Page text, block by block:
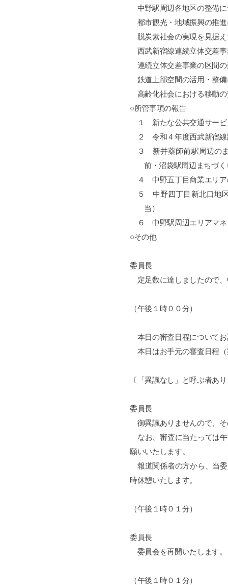
中野駅周辺各地区の整備に
都市観光・地域振興の推進
脱炭素社会の実現を見据
西武新宿線連続立体交差
連続立体交差事業の区間の
鉄道上部空間の活用・整備
高齢化社会における移動
○所管事項の報告
１ 新たな公共交通サービ
２ 令和４年度西武新宿線
３ 新井薬師前駅周辺のま
前・沼袋駅周辺まちづ
４ 中野五丁目商業エリア
５ 中野四丁目新北口地区
当）
６ 中野駅周辺エリアマネ
○その他
委員長
定足数に達しましたので、
（午後１時００分）
本日の審査日程について
本日はお手元の審査日程（
〔「異議なし」と呼ぶ者あ
委員長
御異議ありませんので、
なお、審査に当たっては
願いいたします。
報道関係者の方から、当
時休憩いたします。
（午後１時０１分）
委員長
委員会を再開いたします。
（午後１時０１分）